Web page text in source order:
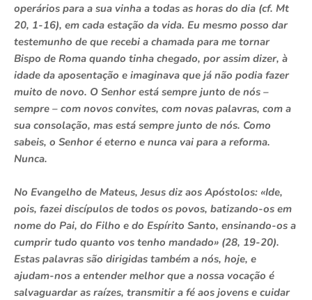
operários para a sua vinha a todas as horas do dia (cf. Mt
20, 1-16), em cada estação da vida. Eu mesmo posso dar
testemunho de que recebi a chamada para me tornar
Bispo de Roma quando tinha chegado, por assim dizer, à
idade da aposentação e imaginava que já não podia fazer
muito de novo. O Senhor está sempre junto de nós –
sempre – com novos convites, com novas palavras, com a
sua consolação, mas está sempre junto de nós. Como
sabeis, o Senhor é eterno e nunca vai para a reforma.
Nunca.
No Evangelho de Mateus, Jesus diz aos Apóstolos: «Ide,
pois, fazei discípulos de todos os povos, batizando-os em
nome do Pai, do Filho e do Espírito Santo, ensinando-os a
cumprir tudo quanto vos tenho mandado» (28, 19-20).
Estas palavras são dirigidas também a nós, hoje, e
ajudam-nos a entender melhor que a nossa vocação é
salvaguardar as raízes, transmitir a fé aos jovens e cuidar